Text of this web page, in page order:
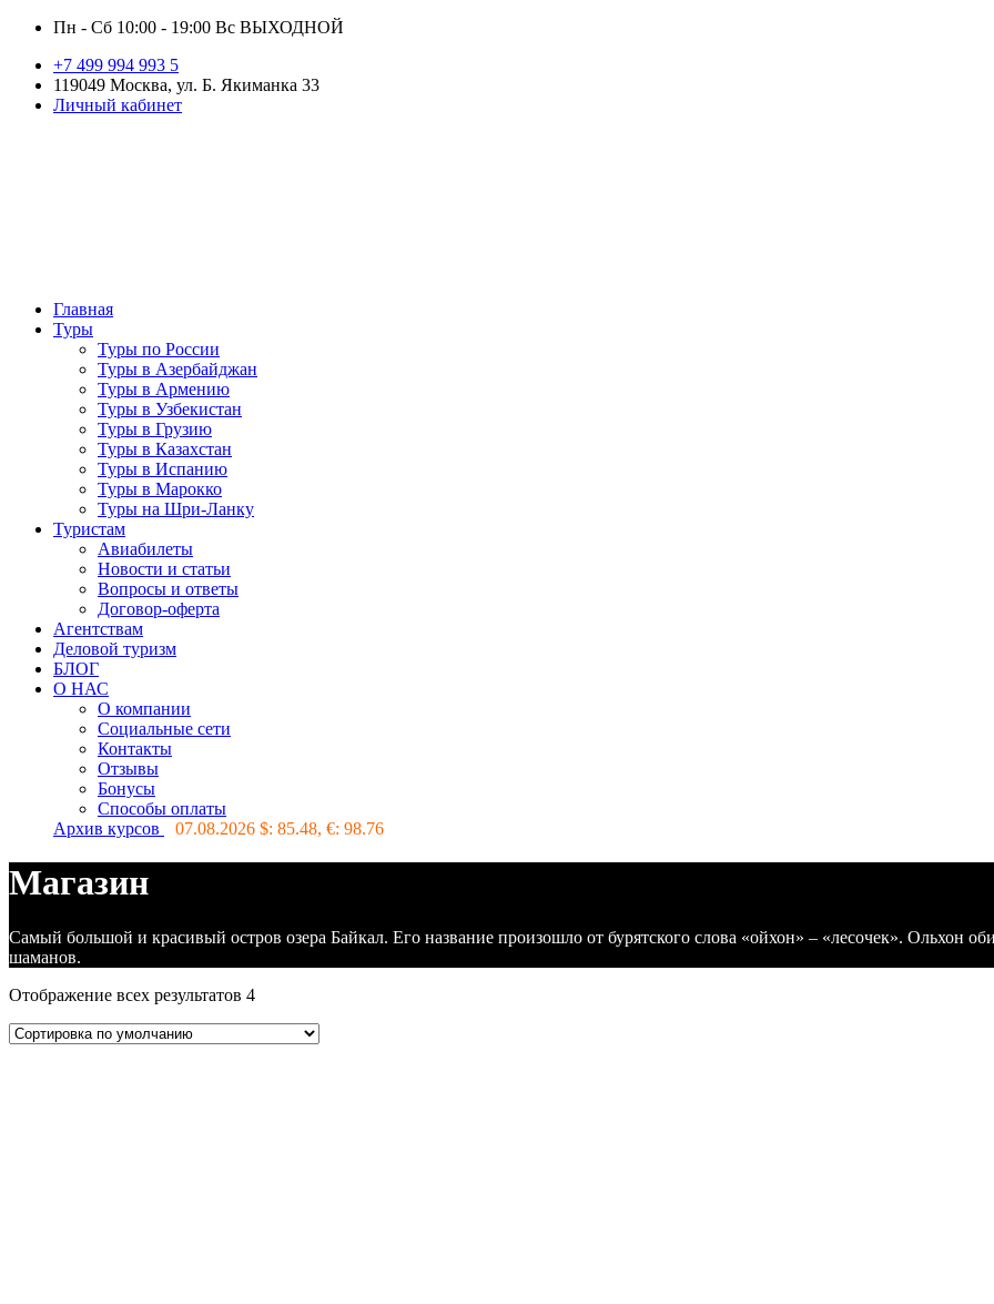
Пн - Сб 10:00 - 19:00 Вс ВЫХОДНОЙ
+7 499 994 993 5
119049 Москва, ул. Б. Якиманка 33
Личный кабинет
Главная
Туры
Туры по России
Туры в Азербайджан
Туры в Армению
Туры в Узбекистан
Туры в Грузию
Туры в Казахстан
Туры в Испанию
Туры в Марокко
Туры на Шри-Ланку
Туристам
Авиабилеты
Новости и статьи
Вопросы и ответы
Договор-оферта
Агентствам
Деловой туризм
БЛОГ
О НАС
О компании
Социальные сети
Контакты
Отзывы
Бонусы
Способы оплаты
Архив курсов
07.08.2026 $: 85.48, €: 98.76
Магазин
Самый большой и красивый остров озера Байкал. Его название произошло от бурятского слова «ойхон» – «лесочек». Ольхон
шаманов.
Отображение всех результатов 4